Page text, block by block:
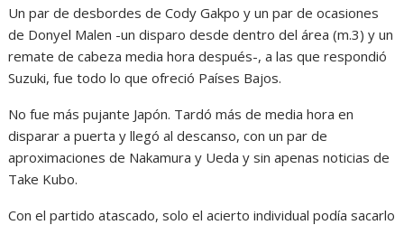
Un par de desbordes de Cody Gakpo y un par de ocasiones
de Donyel Malen -un disparo desde dentro del área (m.3) y un
remate de cabeza media hora después-, a las que respondió
Suzuki, fue todo lo que ofreció Países Bajos.
No fue más pujante Japón. Tardó más de media hora en
disparar a puerta y llegó al descanso, con un par de
aproximaciones de Nakamura y Ueda y sin apenas noticias de
Take Kubo.
Con el partido atascado, solo el acierto individual podía sacarlo